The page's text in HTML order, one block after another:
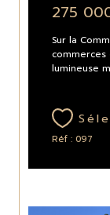
275
Sur la
commerces
lumineuse
Réf : 097